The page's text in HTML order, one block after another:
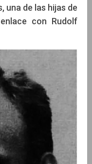
una de las hijas de
con Rudolf